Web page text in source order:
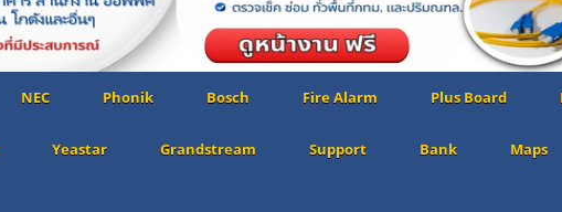
NEC Phonik Bosch Fire Alarm Plus Board
Yeastar Grandstream Support Bank Maps